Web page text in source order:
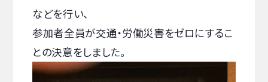
などを行い、
参加者全員が交通・労働災害をゼロにするこ
との決意をしました。